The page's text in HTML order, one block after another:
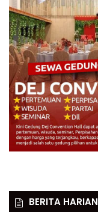
BERITA HARIAN